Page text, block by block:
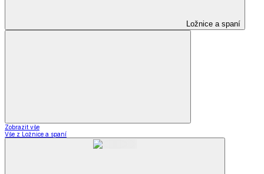
Ložnice a spaní
Zobrazit vše
Vše z Ložnice a spaní